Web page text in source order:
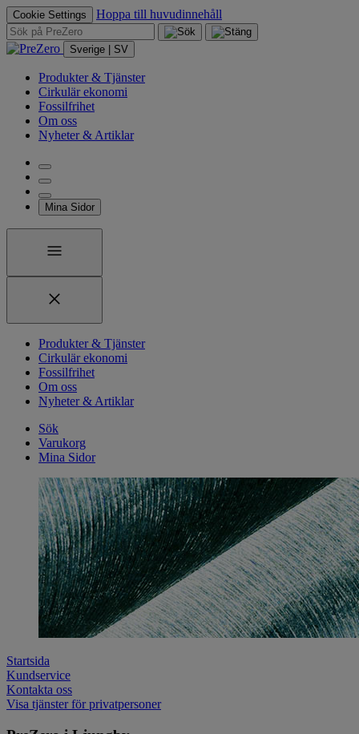
Cookie Settings Hoppa till huvudinnehåll
Sverige | SV
Produkter & Tjänster
Cirkulär ekonomi
Fossilfrihet
Om oss
Nyheter & Artiklar
Mina Sidor
Produkter & Tjänster
Cirkulär ekonomi
Fossilfrihet
Om oss
Nyheter & Artiklar
Sök
Varukorg
Mina Sidor
Startsida
Kundservice
Kontakta oss
Visa tjänster för privatpersoner